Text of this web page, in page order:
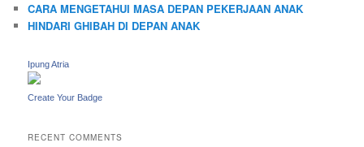
CARA MENGETAHUI MASA DEPAN PEKERJAAN ANAK
HINDARI GHIBAH DI DEPAN ANAK
Ipung Atria
Create Your Badge
RECENT COMMENTS